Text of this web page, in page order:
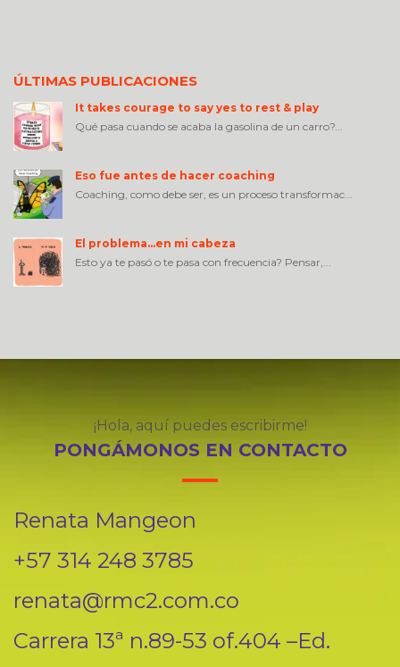
ÚLTIMAS PUBLICACIONES
It takes courage to say yes to rest & play
Qué pasa cuando se acaba la gasolina de un carro?...
Eso fue antes de hacer coaching
Coaching, como debe ser, es un proceso transformac...
El problema…en mi cabeza
Esto ya te pasó o te pasa con frecuencia? Pensar,...
¡Hola, aquí puedes escribirme!
PONGÁMONOS EN CONTACTO
Renata Mangeon
+57 314 248 3785
renata@rmc2.com.co
Carrera 13ª n.89-53 of.404 –Ed.